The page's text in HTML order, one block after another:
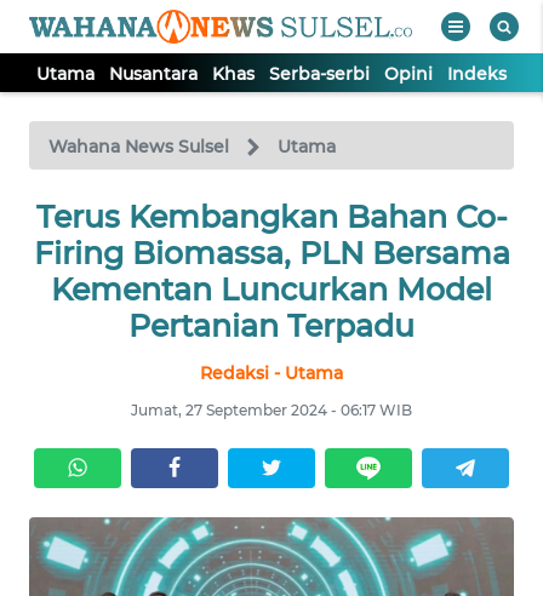
Utama Nusantara Khas Serba-serbi Opini Indeks
Wahana News Sulsel Utama
Terus Kembangkan Bahan Co-
Firing Biomassa, PLN Bersama
Kementan Luncurkan Model
Pertanian Terpadu
Redaksi - Utama
Jumat, 27 September 2024 - 06:17 WIB
TV
Tutup
UTAMA
NUSANTARA
SERBI
OPINI
Informasi